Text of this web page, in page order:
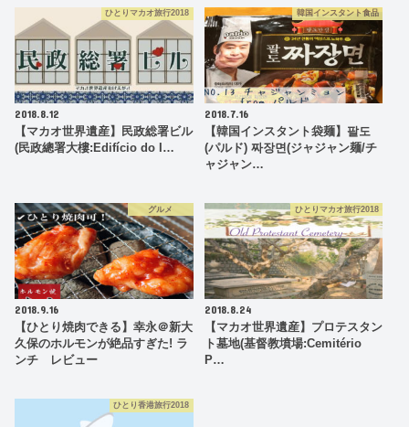
ひとりマカオ旅行2018
2018.8.12
【マカオ世界遺産】民政総署ビル
(民政總署大樓:Edifício do I…
韓国インスタント食品
2018.7.16
【韓国インスタント袋麺】팔도
(パルド) 짜장면(ジャジャン麺/チ
ャジャン…
グルメ
2018.9.16
【ひとり焼肉できる】幸永＠新大
久保のホルモンが絶品すぎた! ラ
ンチ レビュー
ひとりマカオ旅行2018
2018.8.24
【マカオ世界遺産】プロテスタン
ト墓地(基督教墳場:Cemitério
P…
ひとり香港旅行2018